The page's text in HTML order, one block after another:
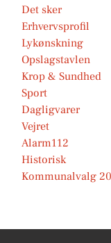
Det sker
Erhvervsprofil
Lykønskning
Opslagstavlen
Krop & Sundhed
Sport
Dagligvarer
Vejret
Alarm112
Historisk
Kommunalvalg